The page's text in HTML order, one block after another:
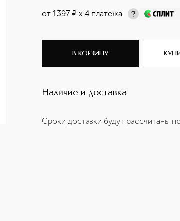
от 1397 ¤ х 4 платежа
В КОРЗИНУ
Наличие и доставка
Сроки доставки будут рассчитаны